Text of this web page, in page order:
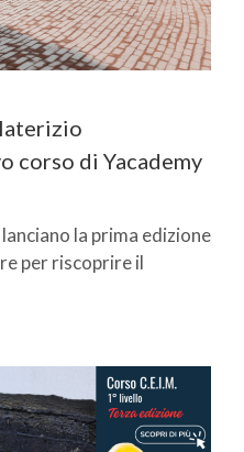
corso di Yacademy
la prima edizione
per riscoprire il